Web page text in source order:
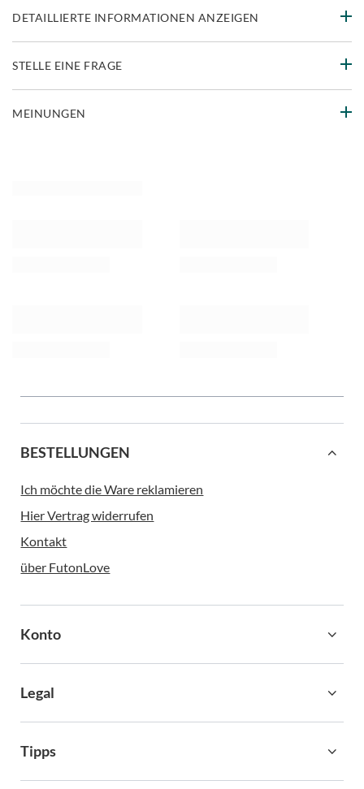
DETAILLIERTE INFORMATIONEN ANZEIGEN
STELLE EINE FRAGE
MEINUNGEN
BESTELLUNGEN
Ich möchte die Ware reklamieren
Hier Vertrag widerrufen
Kontakt
über FutonLove
Konto
Legal
Tipps